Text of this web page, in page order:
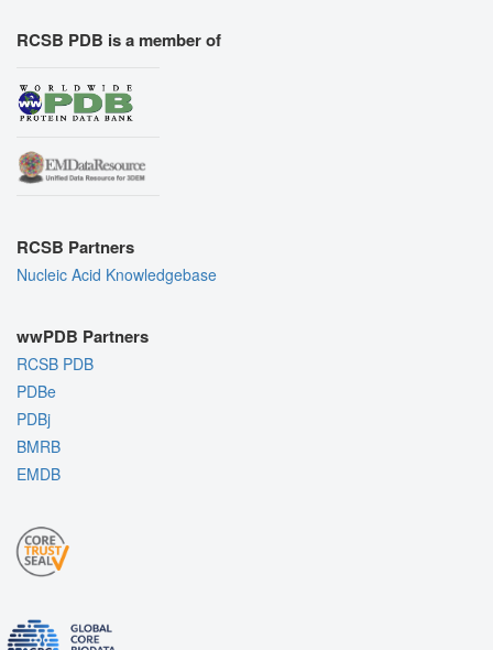
RCSB PDB is a member of
RCSB Partners
Nucleic Acid Knowledgebase
wwPDB Partners
RCSB PDB
PDBe
PDBj
BMRB
EMDB